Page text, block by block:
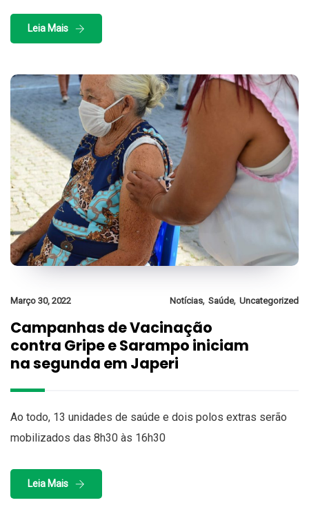
Leia Mais
Março 30, 2022 Notícias, Saúde, Uncategorized
Campanhas de Vacinação
contra Gripe e Sarampo iniciam
na segunda em Japeri
Ao todo, 13 unidades de saúde e dois polos extras serão
mobilizados das 8h30 às 16h30
Leia Mais